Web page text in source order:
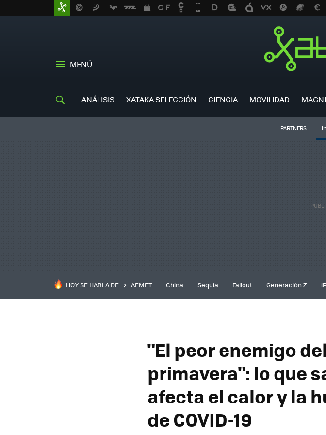
MENÚ
ANÁLISIS XATAKA SELECCIÓN CIENCIA MOVILIDAD
PARTNERS
HOY SE HABLA DE AEMET China Sequía Fallout Generación Z
"El peor enemigo
primavera": lo que
afecta el calor y la
de COVID-19